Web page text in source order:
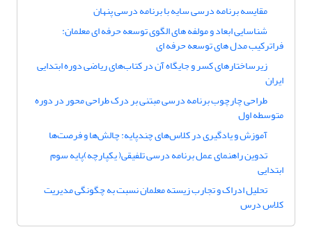
مقایسه برنامه درسی سایه با برنامه درسی پنهان
شناسایی ابعاد و مولفه های الگوی توسعه حرفه ای معلمان:
فراترکیب مدل های توسعه حرفه ای
زیرساختارهای کسر و جایگاه آن در کتاب‌های ریاضی دوره ابتدایی
ایران
طراحی چارچوب برنامه درسی مبتنی بر درک طراحی محور در دوره
متوسطه اول
آموزش و یادگیری در کلاس‌های چندپایه: چالش‌ها و فرصت‌ها
تدوین راهنمای عمل برنامه درسی تلفیقی( یکپارچه)پایه سوم
ابتدایی
تحلیل ادراک و تجارب زیسته معلمان نسبت به چگونگی مدیریت
کلاس درس